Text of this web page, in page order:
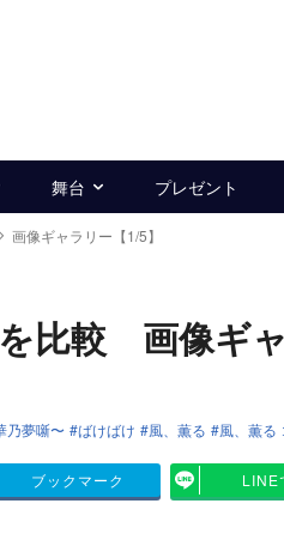
舞台 プレゼント
画像ギャラリー【1/5】
を比較 画像ギ
乃夢噺〜 ばけばけ 風、薫る 風、薫る
ブックマーク LINE